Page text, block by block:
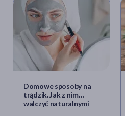
Domowe sposoby na
trądzik. Jak z nim
walczyć naturalnymi